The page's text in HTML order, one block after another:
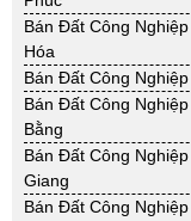
Cho Thuê Nhà
Định
Cho Thuê Nhà
Nông
Cho Thuê Nhà Xưởng
Cho Thuê Nhà Xưởng
Tum
Cho Thuê Nhà
Bán Đất Công
Hóa
Bán Đất Công
Bán Đất Công
Bằng
Bán Đất Công Nghiệp
Giang
Bán Đất Công